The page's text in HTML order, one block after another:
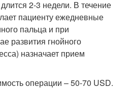
2-3 недели. В течение
пациенту ежедневные
пальца и при
развития гнойного
назначает прием
операции – 50-70 USD.